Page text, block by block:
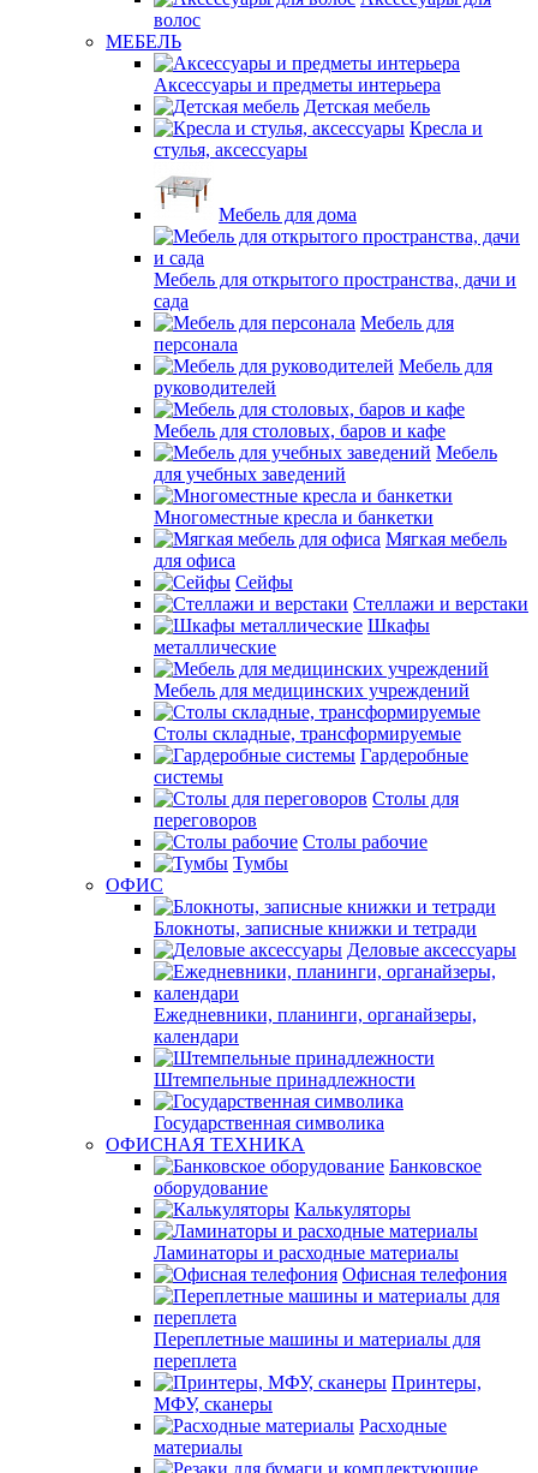
волос
МЕБЕЛЬ
Аксессуары и предметы интерьера
Детская мебель
Кресла и
стулья, аксессуары
Мебель для дома
Мебель для открытого пространства, дачи и
сада
Мебель для
персонала
Мебель для
руководителей
Мебель для столовых, баров и кафе
Мебель
для учебных заведений
Многоместные кресла и банкетки
Мягкая мебель
для офиса
Сейфы
Стеллажи и верстаки
Шкафы
металлические
Мебель для медицинских учреждений
Столы складные, трансформируемые
Гардеробные
системы
Столы для
переговоров
Столы рабочие
Тумбы
ОФИС
Блокноты, записные книжки и тетради
Деловые аксессуары
Ежедневники, планинги, органайзеры,
календари
Штемпельные принадлежности
Государственная символика
ОФИСНАЯ ТЕХНИКА
Банковское
оборудование
Калькуляторы
Ламинаторы и расходные материалы
Офисная телефония
Переплетные машины и материалы для
переплета
Принтеры,
МФУ, сканеры
Расходные
материалы